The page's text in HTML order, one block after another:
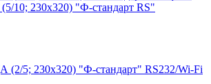
10; 230х320) "Ф-стандарт RS"